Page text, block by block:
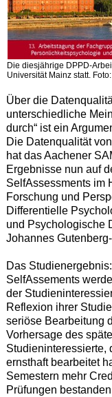
Die diesjährige DPPD-
Universität Mainz statt.
Über die
unterschiedliche
durch“ ist ein
Die Datenqualität
hat das Aachener
Ergebnisse nun auf
SelfAssessments im
Forschung und
Differentielle
und Psychologische
Johannes
Das
SelfAssements
der
Reflexion ihrer
seriöse Bearbeitung
Vorhersage des
Studieninteressierte,
ernsthaft bearbeitet
Semestern mehr
Prüfungen